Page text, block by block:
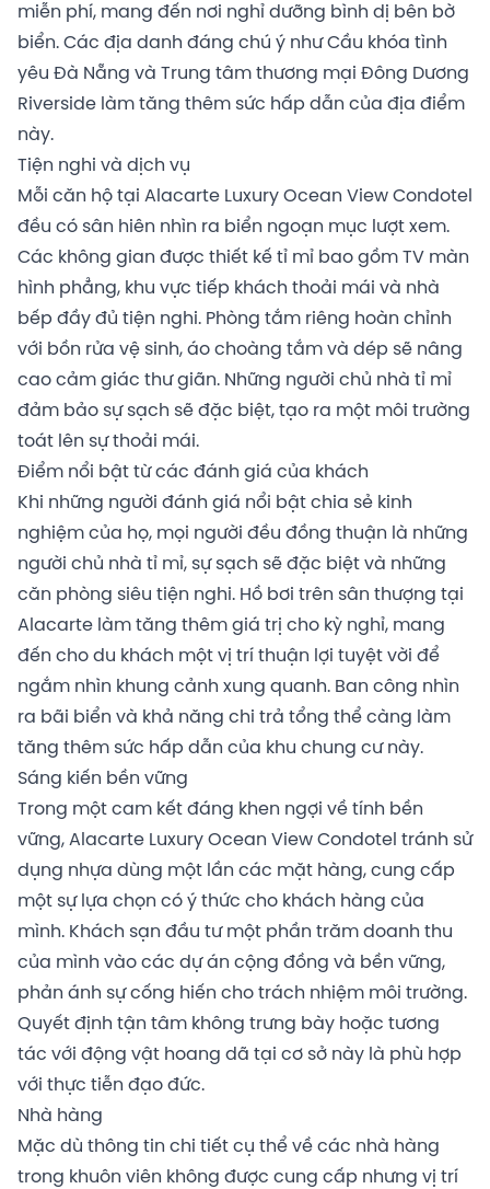
miễn phí, mang đến nơi nghỉ dưỡng bình dị bên bờ
biển. Các địa danh đáng chú ý như Cầu khóa tình
yêu Đà Nẵng và Trung tâm thương mại Đông Dương
Riverside làm tăng thêm sức hấp dẫn của địa điểm
này.
Tiện nghi và dịch vụ
Mỗi căn hộ tại Alacarte Luxury Ocean View Condotel
đều có sân hiên nhìn ra biển ngoạn mục lượt xem.
Các không gian được thiết kế tỉ mỉ bao gồm TV màn
hình phẳng, khu vực tiếp khách thoải mái và nhà
bếp đầy đủ tiện nghi. Phòng tắm riêng hoàn chỉnh
với bồn rửa vệ sinh, áo choàng tắm và dép sẽ nâng
cao cảm giác thư giãn. Những người chủ nhà tỉ mỉ
đảm bảo sự sạch sẽ đặc biệt, tạo ra một môi trường
toát lên sự thoải mái.
Điểm nổi bật từ các đánh giá của khách
Khi những người đánh giá nổi bật chia sẻ kinh
nghiệm của họ, mọi người đều đồng thuận là những
người chủ nhà tỉ mỉ, sự sạch sẽ đặc biệt và những
căn phòng siêu tiện nghi. Hồ bơi trên sân thượng tại
Alacarte làm tăng thêm giá trị cho kỳ nghỉ, mang
đến cho du khách một vị trí thuận lợi tuyệt vời để
ngắm nhìn khung cảnh xung quanh. Ban công nhìn
ra bãi biển và khả năng chi trả tổng thể càng làm
tăng thêm sức hấp dẫn của khu chung cư này.
Sáng kiến ​​bền vững
Trong một cam kết đáng khen ngợi về tính bền
vững, Alacarte Luxury Ocean View Condotel tránh sử
dụng nhựa dùng một lần các mặt hàng, cung cấp
một sự lựa chọn có ý thức cho khách hàng của
mình. Khách sạn đầu tư một phần trăm doanh thu
của mình vào các dự án cộng đồng và bền vững,
phản ánh sự cống hiến cho trách nhiệm môi trường.
Quyết định tận tâm không trưng bày hoặc tương
tác với động vật hoang dã tại cơ sở này là phù hợp
với thực tiễn đạo đức.
Nhà hàng
Mặc dù thông tin chi tiết cụ thể về các nhà hàng
trong khuôn viên không được cung cấp nhưng vị trí